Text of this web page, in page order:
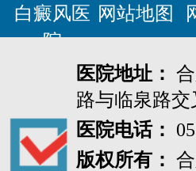
白癜风医
院
网站地图
医院地址：
路与临泉路交
医院电话：
版权所有：